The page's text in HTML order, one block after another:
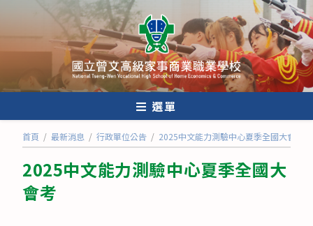
內
選單
首頁 / 最新消息 / 行政單位公告 / 2025中文能力測驗中心夏季全國大會考
2025中文能力測驗中心夏季全國大
會考